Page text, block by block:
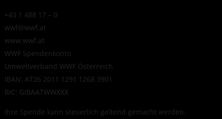
+43 1 488 17 – 0
wwf@wwf.at
www.wwf.at
WWF Spendenkonto
Umweltverband WWF Österreich
IBAN: AT26 2011 1291 1268 3901
BIC: GIBAATWWXXX
Ihre Spende kann steuerlich geltend gemacht werden.